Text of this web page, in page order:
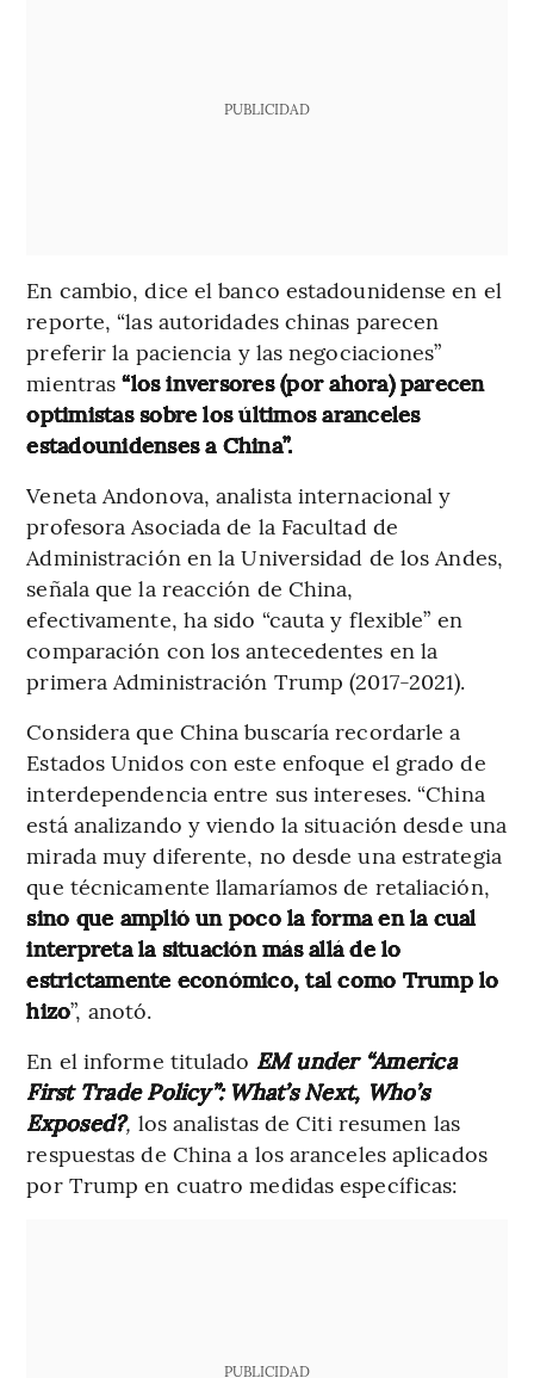
PUBLICIDAD
En cambio, dice el banco estadounidense en el
reporte, “las autoridades chinas parecen
preferir la paciencia y las negociaciones”
mientras“los inversores (por ahora) parecen
optimistas sobre los últimos aranceles
estadounidenses a China”.
Veneta Andonova, analista internacional y
profesora Asociada de la Facultad de
Administración en la Universidad de los Andes,
señala que la reacción de China,
efectivamente, ha sido “cauta y flexible” en
comparación con los antecedentes en la
primera Administración Trump (2017-2021).
Considera que China buscaría recordarle a
Estados Unidos con este enfoque el grado de
interdependencia entre sus intereses. “China
está analizando y viendo la situación desde una
mirada muy diferente, no desde una estrategia
que técnicamente llamaríamos de retaliación,
sino que amplió un poco la forma en la cual
interpreta la situación más allá de lo
estrictamente económico, tal como Trump lo
hizo”, anotó.
En el informe titulado EM under “America
First Trade Policy”: What’s Next, Who’s
Exposed?, los analistas de Citi resumen las
respuestas de China a los aranceles aplicados
por Trump en cuatro medidas específicas:
PUBLICIDAD